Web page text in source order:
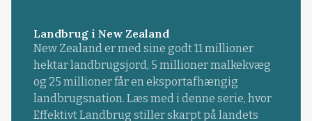
Landbrug i New Zealand
New Zealand er med sine godt 11 millioner
hektar landbrugsjord, 5 millioner malkekvæg
og 25 millioner får en eksportafhængig
landbrugsnation. Læs med i denne serie, hvor
Effektivt Landbrug stiller skarpt på landets